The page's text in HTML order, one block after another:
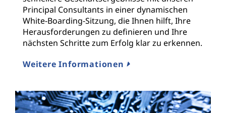
Principal Consultants in einer dynamischen
White-Boarding-Sitzung, die Ihnen hilft, Ihre
Herausforderungen zu definieren und Ihre
nächsten Schritte zum Erfolg klar zu erkennen.
Weitere Informationen